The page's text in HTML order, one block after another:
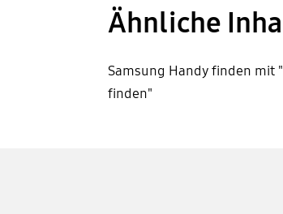
Ähnliche
Samsung Handy finden mit
finden"